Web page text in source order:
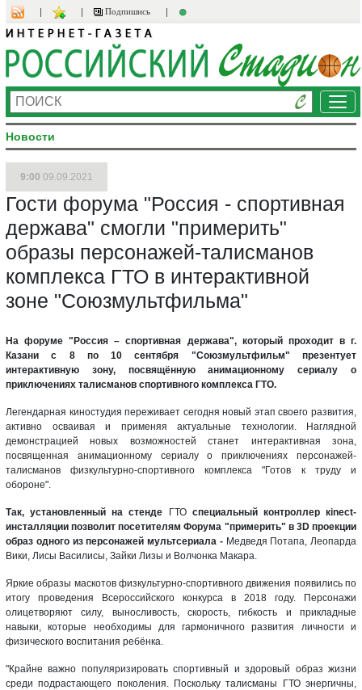
Подпишись
Новости
9:00 09.09.2021
Гости форума "Россия - спортивная
держава" смогли "примерить"
образы персонажей-талисманов
комплекса ГТО в интерактивной
зоне "Союзмультфильма"
На форуме "Россия – спортивная держава", который проходит в г.
Казани с 8 по 10 сентября "Союзмультфильм" презентует
интерактивную зону, посвящённую анимационному сериалу о
приключениях талисманов спортивного комплекса ГТО.
Легендарная киностудия переживает сегодня новый этап своего развития,
активно осваивая и применяя актуальные технологии. Наглядной
демонстрацией новых возможностей станет интерактивная зона,
посвященная анимационному сериалу о приключениях персонажей-
талисманов физкультурно-спортивного комплекса "Готов к труду и
обороне".
Так, установленный на стенде ГТО специальный контроллер кinect-
инсталляции позволит посетителям Форума "примерить" в 3D проекции
образ одного из персонажей мультсериала - Медведя Потапа, Леопарда
Вики, Лисы Василисы, Зайки Лизы и Волчонка Макара.
Яркие образы маскотов физкультурно-спортивного движения появились по
итогу проведения Всероссийского конкурса в 2018 году. Персонажи
олицетворяют силу, выносливость, скорость, гибкость и прикладные
навыки, которые необходимы для гармоничного развития личности и
физического воспитания ребёнка.
"Крайне важно популяризировать спортивный и здоровый образ жизни
среди подрастающего поколения. Поскольку талисманы ГТО энергичны,